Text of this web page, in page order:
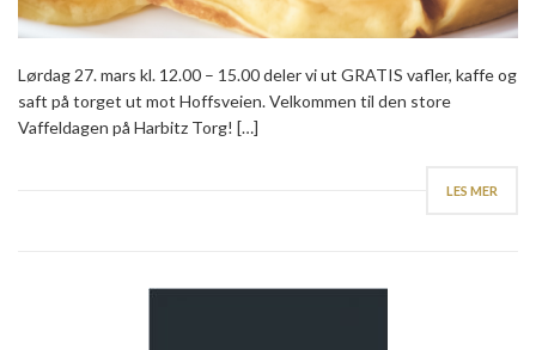
Lørdag 27. mars kl. 12.00 – 15.00 deler vi ut GRATIS vafler, kaffe og
saft på torget ut mot Hoffsveien. Velkommen til den store
Vaffeldagen på Harbitz Torg! […]
LES MER